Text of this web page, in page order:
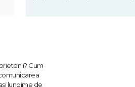
Cum
lungime de